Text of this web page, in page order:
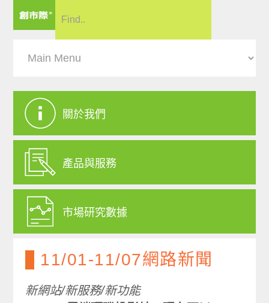
關於我們
產品與服務
市場研究數據
11/01-11/07網路新聞
新網站/新服務/新功能